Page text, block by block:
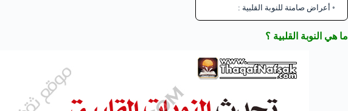
أعراض صامتة للنوبة القلبية :
ما هي النوبة القلبية ؟